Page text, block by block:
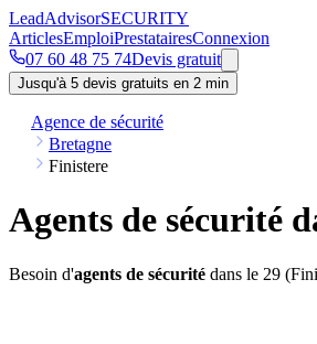
LeadAdvisorSECURITY
ArticlesEmploiPrestatairesConnexion
07 60 48 75 74Devis gratuit
Jusqu'à 5 devis gratuits en 2 min
Agence de sécurité
Bretagne
Finistere
Agents de sécurité
Besoin d'agents de sécurité dans le 29